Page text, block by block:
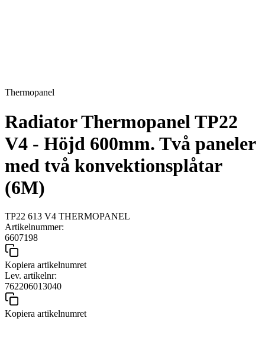
Thermopanel
Radiator Thermopanel TP22
V4 - Höjd 600mm. Två paneler
med två konvektionsplåtar
(6M)
TP22 613 V4 THERMOPANEL
Artikelnummer:
6607198
Kopiera artikelnumret
Lev. artikelnr:
762206013040
Kopiera artikelnumret